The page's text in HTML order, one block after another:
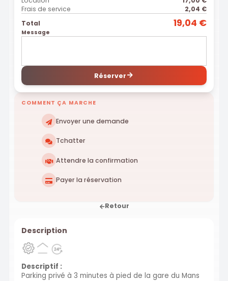
Frais de service
2,04 €
Total
19,04 €
Message
Réserver
COMMENT ÇA MARCHE
Envoyer une demande
Tchatter
Attendre la confirmation
Payer la réservation
Retour
Description
Descriptif :
Parking privé à 3 minutes à pied de la gare du Mans